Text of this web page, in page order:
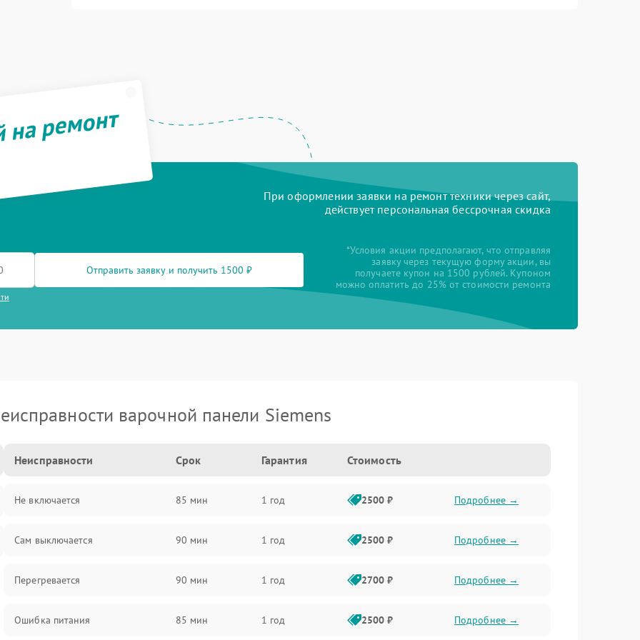
ремонт
При оформлении заявки на ремонт техники через сайт,
действует персональная бессрочная скидка
Отправить заявку и получить 1500 ₽
*Условия акции предполагают, что отправляя
заявку через текущую форму акции, вы
получаете купон на 1500 рублей. Купоном
можно оплатить до 25% от стоимости ремонта
варочной панели Siemens
Неисправности Срок Гарантия Стоимость
Не включается 85 мин 1 год 2500 ₽ Подробнее →
Сам выключается 90 мин 1 год 2500 ₽ Подробнее →
Перегревается 90 мин 1 год 2700 ₽ Подробнее →
Ошибка питания 85 мин 1 год 2500 ₽ Подробнее →